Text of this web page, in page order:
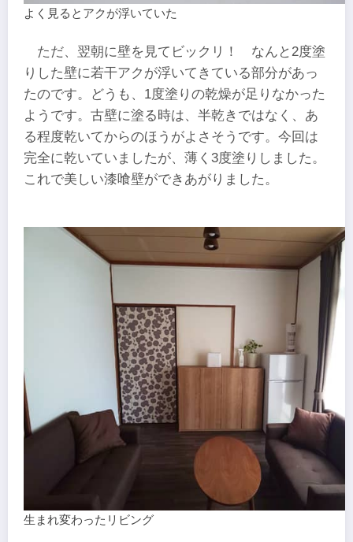
よく見るとアクが浮いていた
ただ、翌朝に壁を見てビックリ！ なんと2度塗
りした壁に若干アクが浮いてきている部分があっ
たのです。どうも、1度塗りの乾燥が足りなかった
ようです。古壁に塗る時は、半乾きではなく、あ
る程度乾いてからのほうがよさそうです。今回は
完全に乾いていましたが、薄く3度塗りしました。
これで美しい漆喰壁ができあがりました。
生まれ変わったリビング